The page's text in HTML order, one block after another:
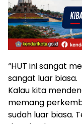
“HUT ini sangat
sangat luar biasa.
Kalau kita
memang
sudah luar biasa.